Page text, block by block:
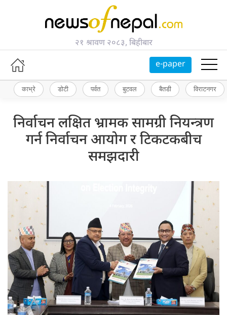
२१ श्रावण २०८३, बिहीबार
e-paper
काभ्रे डोटी पर्वत बुटवल बैतडी विराटनगर
निर्वाचन लक्षित भ्रामक सामग्री नियन्त्रण
गर्न निर्वाचन आयोग र टिकटकबीच
समझदारी